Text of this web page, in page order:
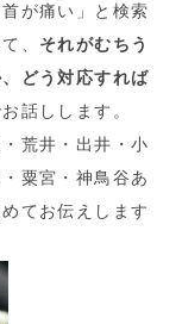
が痛い」と検索
、 それがむちう
どう対応すれば
話しします。
荒井・出井・小
粟宮・神鳥谷あ
てお伝えします